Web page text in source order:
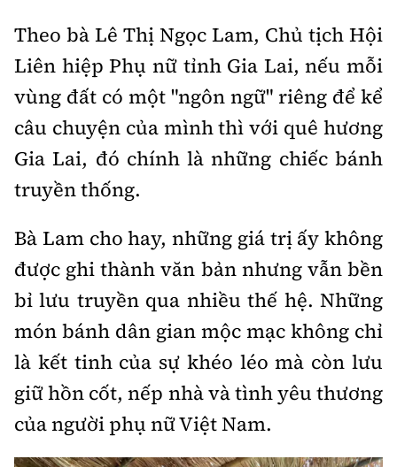
Theo bà Lê Thị Ngọc Lam, Chủ tịch Hội
Liên hiệp Phụ nữ tỉnh Gia Lai, nếu mỗi
vùng đất có một "ngôn ngữ" riêng để kể
câu chuyện của mình thì với quê hương
Gia Lai, đó chính là những chiếc bánh
truyền thống.
Bà Lam cho hay, những giá trị ấy không
được ghi thành văn bản nhưng vẫn bền
bỉ lưu truyền qua nhiều thế hệ. Những
món bánh dân gian mộc mạc không chỉ
là kết tinh của sự khéo léo mà còn lưu
giữ hồn cốt, nếp nhà và tình yêu thương
của người phụ nữ Việt Nam.